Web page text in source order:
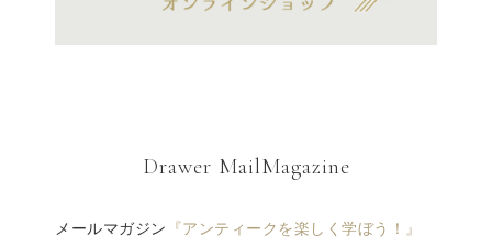
Drawer MailMagazine
メールマガジン 『アンティークを楽しく学ぼう！』